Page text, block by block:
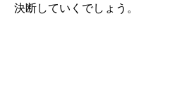
決断していくでしょう。